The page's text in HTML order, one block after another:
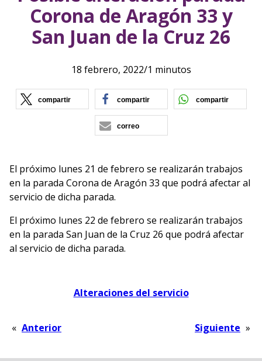
Corona de Aragón 33 y
San Juan de la Cruz 26
18 febrero, 2022/1 minutos
compartir (se abre en nueva ventana)
compartir (se abre en nueva
compartir
correo
El próximo lunes 21 de febrero se realizarán trabajos
en la parada Corona de Aragón 33 que podrá afectar al
servicio de dicha parada.
El próximo lunes 22 de febrero se realizarán trabajos
en la parada San Juan de la Cruz 26 que podrá afectar
al servicio de dicha parada.
Alteraciones del servicio
« Anterior Siguiente »